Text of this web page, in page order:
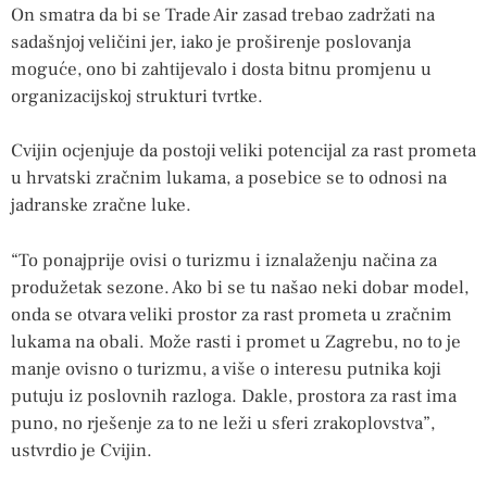
On smatra da bi se Trade Air zasad trebao zadržati na
sadašnjoj veličini jer, iako je proširenje poslovanja
moguće, ono bi zahtijevalo i dosta bitnu promjenu u
organizacijskoj strukturi tvrtke.
Cvijin ocjenjuje da postoji veliki potencijal za rast prometa
u hrvatski zračnim lukama, a posebice se to odnosi na
jadranske zračne luke.
“To ponajprije ovisi o turizmu i iznalaženju načina za
produžetak sezone. Ako bi se tu našao neki dobar model,
onda se otvara veliki prostor za rast prometa u zračnim
lukama na obali. Može rasti i promet u Zagrebu, no to je
manje ovisno o turizmu, a više o interesu putnika koji
putuju iz poslovnih razloga. Dakle, prostora za rast ima
puno, no rješenje za to ne leži u sferi zrakoplovstva”,
ustvrdio je Cvijin.